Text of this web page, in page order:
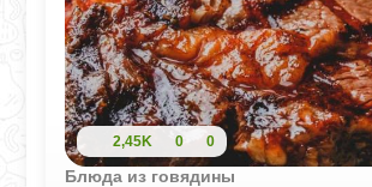
2,45K 0 0
Блюда из говядины